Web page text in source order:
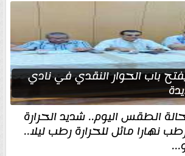
باب الحوار النقدي في نادي
الطقس اليوم.. شديد الحرارة
نهارا مائل للحرارة رطب ليلا..